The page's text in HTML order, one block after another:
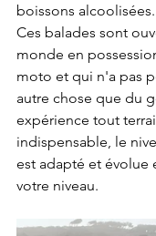
boissons alcoolisées.
Ces balades sont
monde en
moto et qui n'a pas
autre chose que du
expérience tout
indispensable, le
est adapté et évolue
votre niveau.